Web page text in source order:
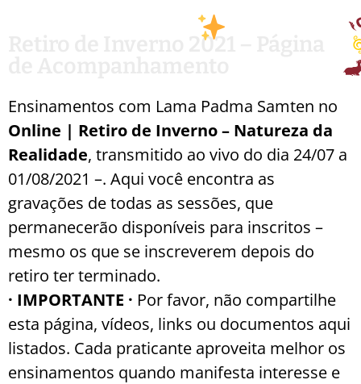
Retiro de Inverno 2021 – Página
Ensinamentos com Lama Padma Samten no
Online | Retiro de Inverno – Natureza da
Realidade, transmitido ao vivo do dia 24/07 a
01/08/2021 –. Aqui você encontra as
gravações de todas as sessões, que
permanecerão disponíveis para inscritos –
mesmo os que se inscreverem depois do
retiro ter terminado.
· IMPORTANTE · Por favor, não compartilhe
esta página, vídeos, links ou documentos aqui
listados. Cada praticante aproveita melhor os
ensinamentos quando manifesta interesse e